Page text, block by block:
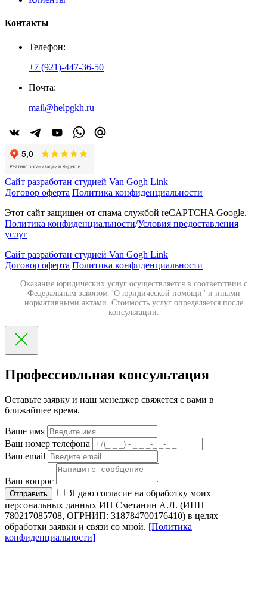
Контакты
Телефон:
+7 (921)-447-36-50
Почта:
mail@helpgkh.ru
Сайт разработан студией Van Gogh Link
Договор оферта Политика конфиденциальности
Этот сайт защищен от спама службой reCAPTCHA Google.
Политика конфиденциальности/Условия предоставления
услуг
Сайт разработан студией Van Gogh Link
Договор оферта Политика конфиденциальности
Оказание юридических услуг осуществляется в соответствии с
Федеральным законом "О юридической помощи" и иными
нормативными актами. Стоимость услуг определяется после
консультации.
Профессиольная консультация
Оставьте заявку и наш менеджер свяжется с вами в
ближайшее время.
Ваше имя
Ваш номер телефона
Ваш email
Ваш вопрос
Отправить
Я даю согласие на обработку моих
персональных данных ИП Сметанин А.Л. (ИНН
780217085708, ОГРНИП: 318784700176410) в целях
обработки заявки и связи со мной. [Политика
конфиденциальности]